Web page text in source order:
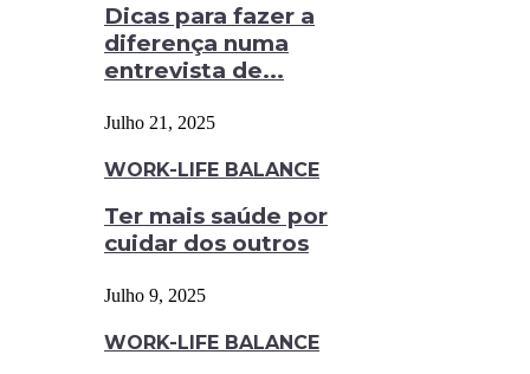
Dicas para fazer a
diferença numa
entrevista de...
Julho 21, 2025
WORK-LIFE BALANCE
Ter mais saúde por
cuidar dos outros
Julho 9, 2025
WORK-LIFE BALANCE